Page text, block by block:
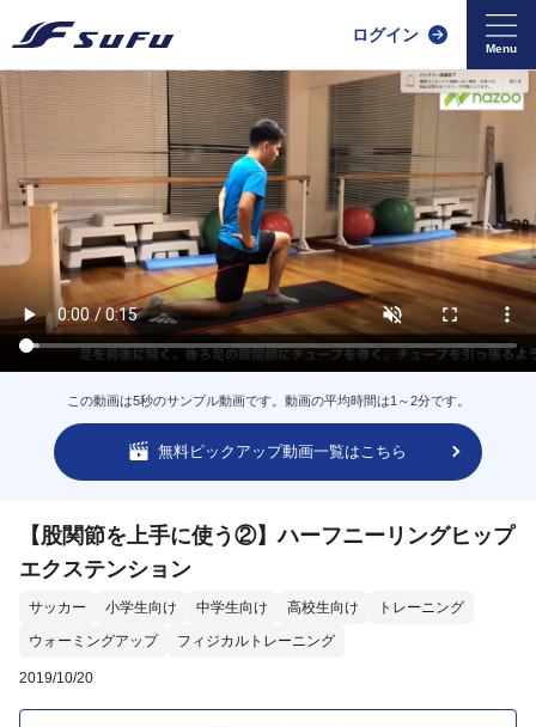
ログイン
この動画は5秒のサンプル動画です。動画の平均時間は1～2分です。
無料ピックアップ動画一覧はこちら
【股関節を上手に使う②】ハーフニーリングヒップ
エクステンション
サッカー 小学生向け 中学生向け 高校生向け
トレーニング
ウォーミングアップ
フィジカルトレーニング
2019/10/20